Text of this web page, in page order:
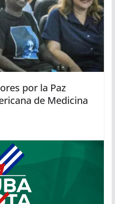
por la Paz
de Medicina